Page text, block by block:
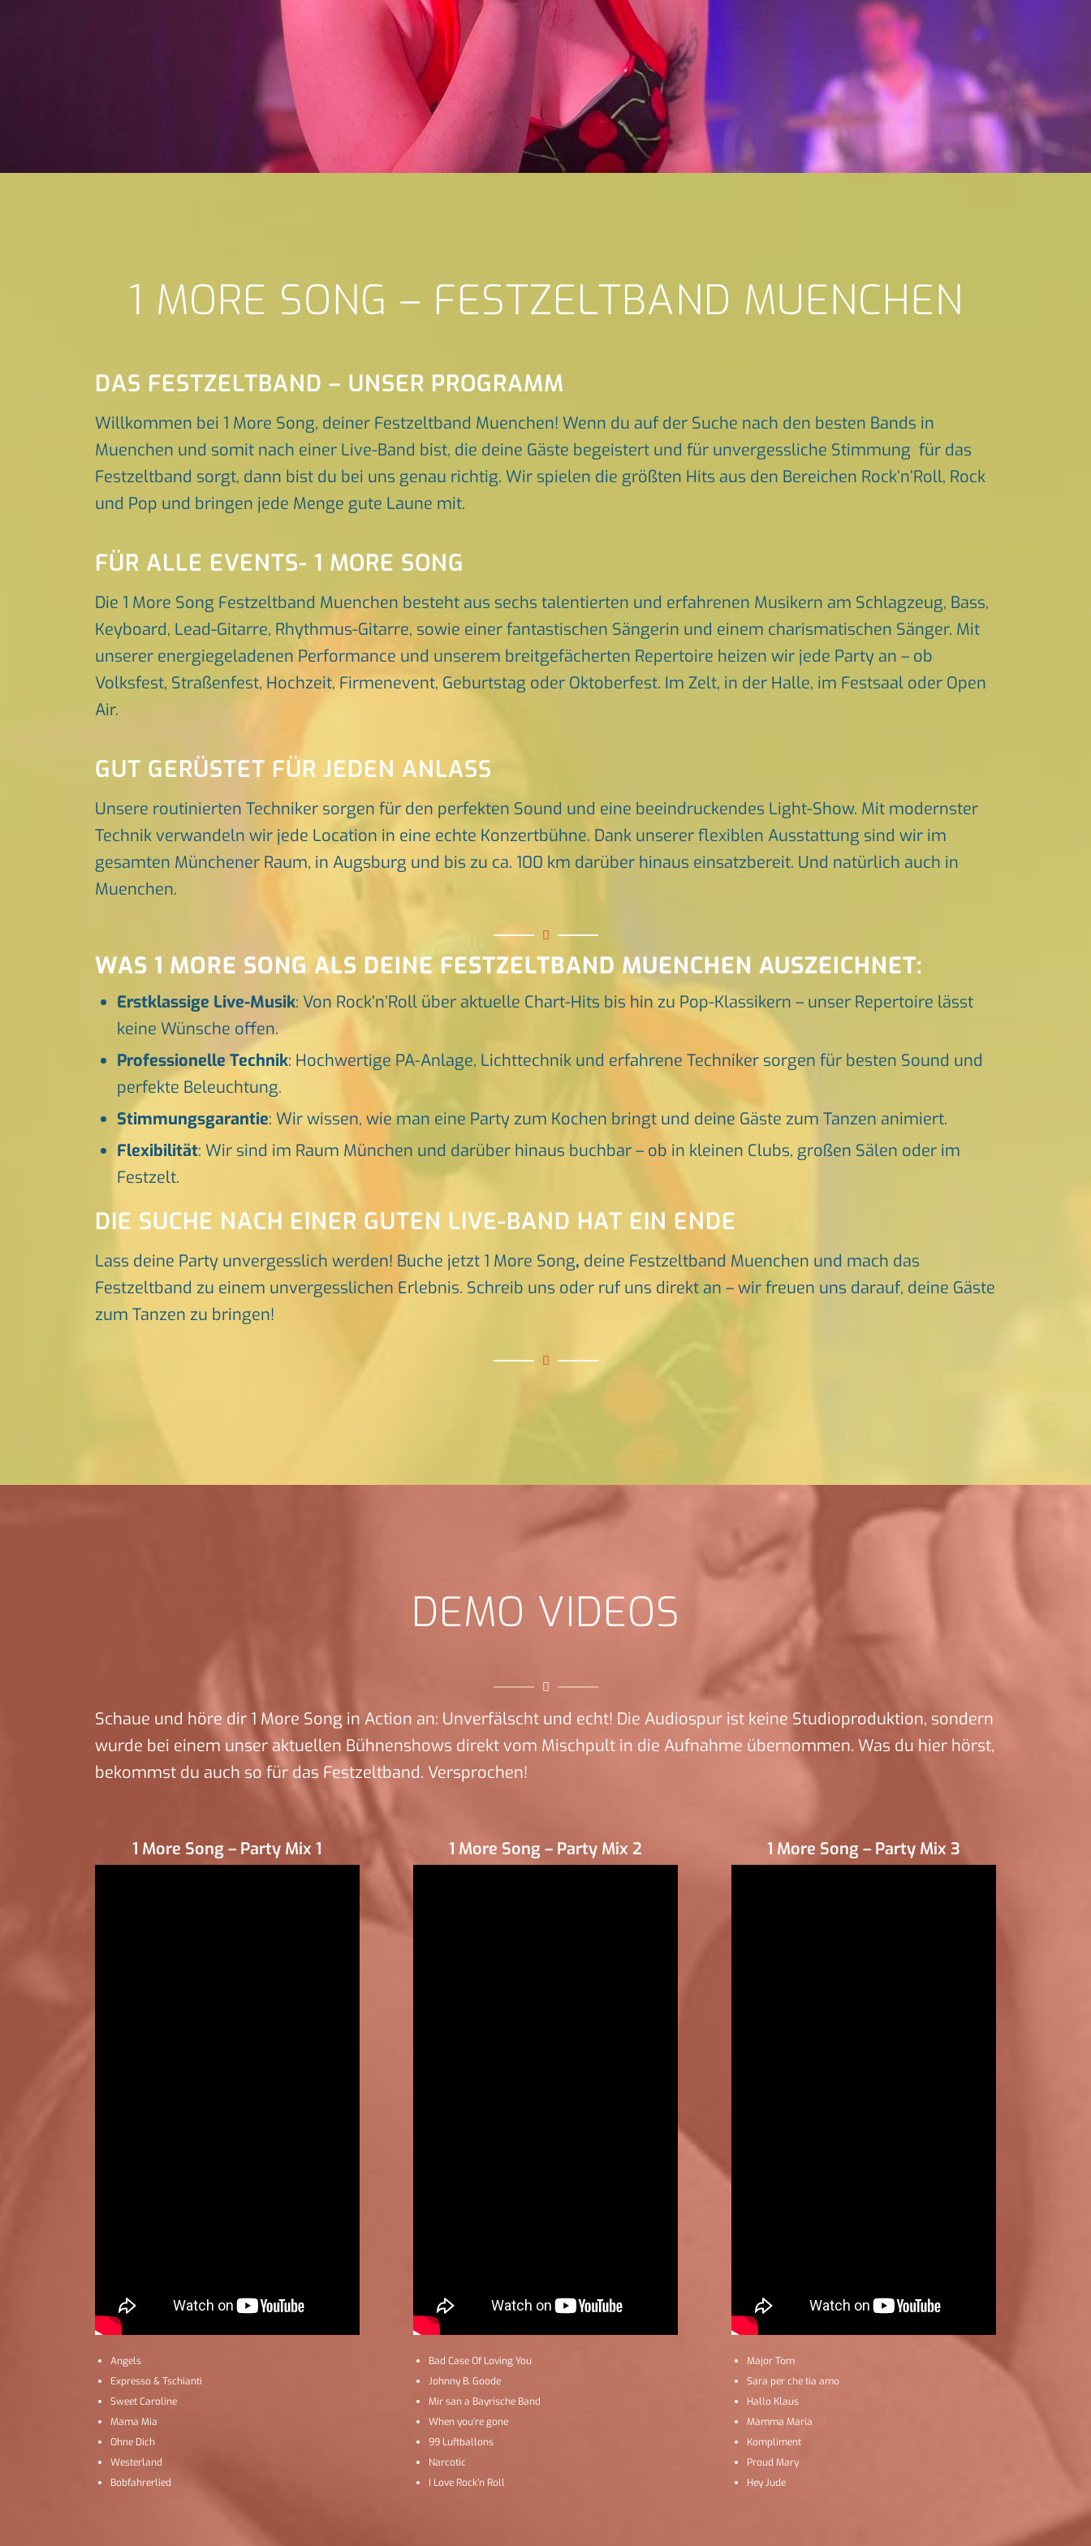
1 MORE SONG – FESTZELTBAND MUENCHEN
DAS FESTZELTBAND – UNSER PROGRAMM
Willkommen bei 1 More Song, deiner Festzeltband Muenchen! Wenn du auf der Suche nach den besten Bands in
Muenchen und somit nach einer Live-Band bist, die deine Gäste begeistert und für unvergessliche Stimmung für das
Festzeltband sorgt, dann bist du bei uns genau richtig. Wir spielen die größten Hits aus den Bereichen Rock’n’Roll, Rock
und Pop und bringen jede Menge gute Laune mit.
FÜR ALLE EVENTS- 1 MORE SONG
Die 1 More Song Festzeltband Muenchen besteht aus sechs talentierten und erfahrenen Musikern am Schlagzeug, Bass,
Keyboard, Lead-Gitarre, Rhythmus-Gitarre, sowie einer fantastischen Sängerin und einem charismatischen Sänger. Mit
unserer energiegeladenen Performance und unserem breitgefächerten Repertoire heizen wir jede Party an – ob
Volksfest, Straßenfest, Hochzeit, Firmenevent, Geburtstag oder Oktoberfest. Im Zelt, in der Halle, im Festsaal oder Open
Air.
GUT GERÜSTET FÜR JEDEN ANLASS
Unsere routinierten Techniker sorgen für den perfekten Sound und eine beeindruckendes Light-Show. Mit modernster
Technik verwandeln wir jede Location in eine echte Konzertbühne. Dank unserer flexiblen Ausstattung sind wir im
gesamten Münchener Raum, in Augsburg und bis zu ca. 100 km darüber hinaus einsatzbereit. Und natürlich auch in
Muenchen.
WAS 1 MORE SONG ALS DEINE FESTZELTBAND MUENCHEN AUSZEICHNET:
Erstklassige Live-Musik: Von Rock’n’Roll über aktuelle Chart-Hits bis hin zu Pop-Klassikern – unser Repertoire lässt
keine Wünsche offen.
Professionelle Technik: Hochwertige PA-Anlage, Lichttechnik und erfahrene Techniker sorgen für besten Sound und
perfekte Beleuchtung.
Stimmungsgarantie: Wir wissen, wie man eine Party zum Kochen bringt und deine Gäste zum Tanzen animiert.
Flexibilität: Wir sind im Raum München und darüber hinaus buchbar – ob in kleinen Clubs, großen Sälen oder im
Festzelt.
DIE SUCHE NACH EINER GUTEN LIVE-BAND HAT EIN ENDE
Lass deine Party unvergesslich werden! Buche jetzt 1 More Song, deine Festzeltband Muenchen und mach das
Festzeltband zu einem unvergesslichen Erlebnis. Schreib uns oder ruf uns direkt an – wir freuen uns darauf, deine Gäste
zum Tanzen zu bringen!
DEMO VIDEOS
Schaue und höre dir 1 More Song in Action an: Unverfälscht und echt! Die Audiospur ist keine Studioproduktion, sondern
wurde bei einem unser aktuellen Bühnenshows direkt vom Mischpult in die Aufnahme übernommen. Was du hier hörst,
bekommst du auch so für das Festzeltband. Versprochen!
1 More Song – Party Mix 1
Angels
Expresso & Tschianti
Sweet Caroline
Mama Mia
Ohne Dich
Westerland
Bobfahrerlied
1 More Song – Party Mix 2
Bad Case Of Loving You
Johnny B. Goode
Mir san a Bayrische Band
When you’re gone
99 Luftballons
Narcotic
I Love Rock’n Roll
1 More Song – Party Mix 3
Major Tom
Sara per che tia amo
Hallo Klaus
Mamma Maria
Kompliment
Proud Mary
Hey Jude